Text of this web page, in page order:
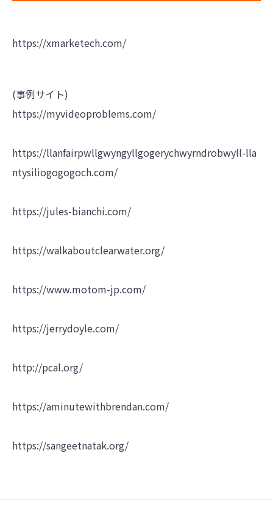
https://xmarketech.com/
(事例サイト)
https://myvideoproblems.com/
https://llanfairpwllgwyngyllgogerychwyrndrobwyll-lla
ntysiliogogogoch.com/
https://jules-bianchi.com/
https://walkaboutclearwater.org/
https://www.motom-jp.com/
https://jerrydoyle.com/
http://pcal.org/
https://aminutewithbrendan.com/
https://sangeetnatak.org/